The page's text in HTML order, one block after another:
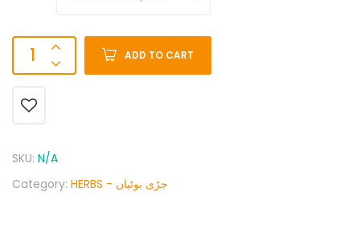
ADD TO CART
SKU: N/A
Category:
HERBS - جڑی بوٹیاں